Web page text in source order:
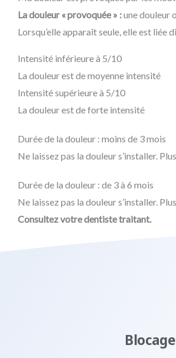
La douleur « provoquée » :une douleur
Lorsqu’elle apparaît seule, elle est
Intensité inférieure à 5/10
La douleur est de moyenne intensité
Intensité supérieure à 5/10
La douleur est de forte intensité
Durée de la douleur : moins de 3 mois
Ne laissez pas la douleur s’installer.
Durée de la douleur : de 3 à 6 mois
Ne laissez pas la douleur s’installer.
Consultez votre dentiste traitant.